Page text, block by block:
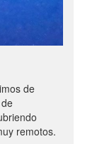
de
remotos.